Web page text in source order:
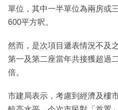
單位，其中一半單位為兩房或
600平方呎。
然而，是次項目遞表情況不及
第一及第二座當年共接獲超過
倍。
市建局表示，考慮到經濟及樓